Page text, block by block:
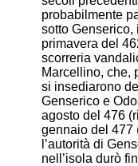
probabilmente
sotto Genserico,
primavera del
scorreria
Marcellino, che,
si insediarono
Genserico e
agosto del 476
gennaio del 477
l’autorità di
nell’isola durò